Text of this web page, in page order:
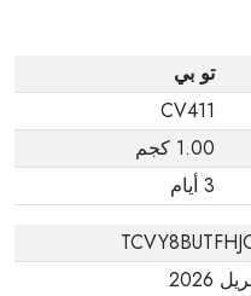
تو بي
CV411
1.00 كجم
3 أيام